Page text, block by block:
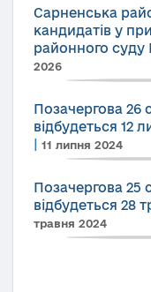
Сарненська
кандидатів у
районного суду
2026
Позачергова 26
відбудеться 12
11 липня 2024
Позачергова 25
відбудеться 28
травня 2024